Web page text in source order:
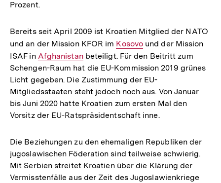
Prozent.
Bereits seit April 2009 ist Kroatien Mitglied der NATO
und an der Mission KFOR im Interner
Link:
Kosovound der Mission
ISAF in Interner
Link:
Afghanistanbeteiligt. Für den Beitritt zum
Schengen-Raum hat die EU-Kommission 2019 grünes
Licht gegeben. Die Zustimmung der EU-
Mitgliedsstaaten steht jedoch noch aus. Von Januar
bis Juni 2020 hatte Kroatien zum ersten Mal den
Vorsitz der EU-Ratspräsidentschaft inne.
Die Beziehungen zu den ehemaligen Republiken der
jugoslawischen Föderation sind teilweise schwierig.
Mit Serbien streitet Kroatien über die Klärung der
Vermisstenfälle aus der Zeit des Jugoslawienkriege